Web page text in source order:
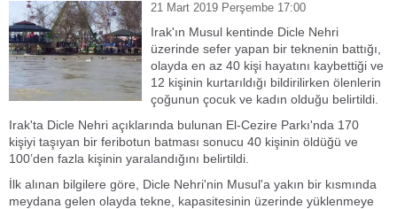
21 Mart 2019 Perşembe 17:00
Irak'ın Musul kentinde Dicle Nehri
üzerinde sefer yapan bir teknenin battığı,
olayda en az 40 kişi hayatını kaybettiği ve
12 kişinin kurtarıldığı bildirilirken ölenlerin
çoğunun çocuk ve kadın olduğu belirtildi.
Irak'ta Dicle Nehri açıklarında bulunan El-Cezire Parkı'nda 170
kişiyi taşıyan bir feribotun batması sonucu 40 kişinin öldüğü ve
100’den fazla kişinin yaralandığını belirtildi.
İlk alınan bilgilere göre, Dicle Nehri'nin Musul'a yakın bir kısmında
meydana gelen olayda tekne, kapasitesinin üzerinde yüklenmeye